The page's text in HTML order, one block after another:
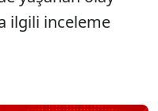
ilgili inceleme